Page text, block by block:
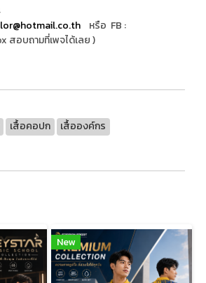
หรือ FB :
สอบถามที่เพจได้เลย )
เสื้อคอปก เสื้อองค์กร
New